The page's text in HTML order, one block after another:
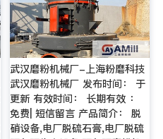
武汉磨粉机械厂-上海粉磨科技
武汉磨粉机械厂 发布时间： 于
更新 有效时间： 长期有效 ：
免费| 短信留言 产品简介： 脱
硝设备,电厂脱硫石膏,电厂脱硫